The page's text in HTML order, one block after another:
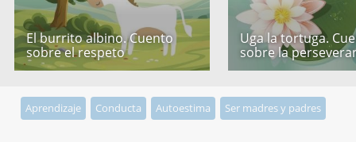
El burrito albino. Cuento
sobre el respeto
Uga la tortuga.
sobre la
Aprendizaje Conducta Autoestima Ser madres y padres